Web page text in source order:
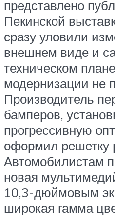
представлено
Пекинской
сразу уловили
внешнем виде и
техническом
модернизации не
Производитель
бамперов,
прогрессивную
оформил решетку
Автомобилистам
новая
10,3-дюймовым
широкая гамма